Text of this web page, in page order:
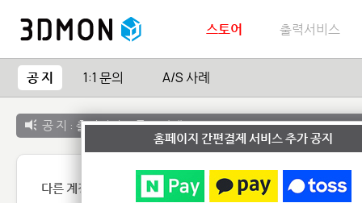
스토어 출력서비스
공 지 1:1 문의 A/S 사례
공 지 : 출력서비스 종료 안내
다른 계정으로 로그인
홈페이지 간편결제 서비스 추가 공지